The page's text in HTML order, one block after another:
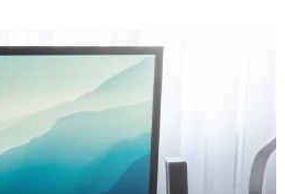
искусственного интеллекта
не более 35 Вт. Чип
с низким
на работу при
125 °C.